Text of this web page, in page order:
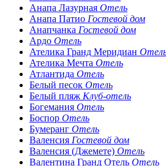
Анапа Лазурная Отель
Анапа Патио Гостевой дом
Анапчанка Гостевой дом
Ардо Отель
Ателика Гранд Меридиан
Ателика Мечта Отель
Атлантида Отель
Белый песок Отель
Белый пляж Клуб-отель
Богемания Отель
Боспор Отель
Бумеранг Отель
Валенсия Гостевой дом
Валенсия (Джемете) Отель
Валентина Гранд Отель Отель